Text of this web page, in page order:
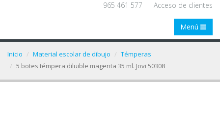
965 461 577 Acceso de clientes
Menú
Inicio Material escolar de dibujo
Témperas
5 botes témpera diluible magenta 35 ml. Jovi 50308